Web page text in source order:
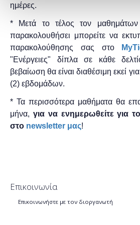
ημέρες.
* Μετά το τέλος τον
παρακολουθήσει μπορείτε να
παρακολούθησης ​σας στο
"Ενέργειες" δίπλα σε κάθε
βεβαίωση θα είναι διαθέσιμη εκεί
(2) εβδομάδων.
* Τα περισσότερα μαθήματα θα
μήνα, για να ενημερωθείτε για
στο newsletter μας!
Επικοινωνία
Επικοινωνήστε με τον διοργανωτή